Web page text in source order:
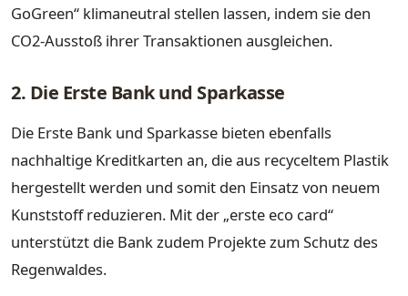
GoGreen“ klimaneutral stellen lassen, indem sie den
CO2-Ausstoß ihrer Transaktionen ausgleichen.
2. Die Erste Bank und Sparkasse
Die Erste Bank und Sparkasse bieten ebenfalls
nachhaltige Kreditkarten an, die aus recyceltem Plastik
hergestellt werden und somit den Einsatz von neuem
Kunststoff reduzieren. Mit der „erste eco card“
unterstützt die Bank zudem Projekte zum Schutz des
Regenwaldes.